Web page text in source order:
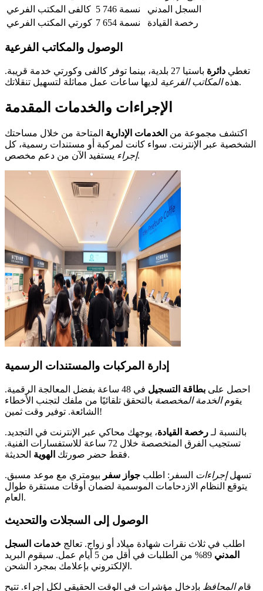
المكتب الفرعي كالفى 5 746 نسمة
السجل المدني
المكتب الفرعي كورتي 7 654 نسمة رخصة القيادة
الوصول والمكاتب الفرعية
تغطي دائرة
باستيا 27 بلدية، بينما توفر كالفى وكورتي خدمة قريبة.
هذهالمكاتب الفرعية لديها ساعات عمل مماثلة لتسهيل تنقلاتك.
الإجراءات والخدمات المقدمة
اكتشف مجموعة من الخدمات الإدارية المتاحة من خلال مساحتك
الشخصية عبر الإنترنت. سواء كانت لمركبة أو مستندات رسمية، كل
إجراءيستفيد الآن من دعم مخصص.
إدارة المركبات والمستندات الرسمية
احصل على بطاقة التسجيل
في 48 ساعة بفضل المعالجة الرقمية.
يقومالخدمة المخصصة بالتحقق تلقائيًا من ملفك لتجنب الأخطاء
الشائعة. توفير وقت ثمين!
بالنسبة لـ رخصة القيادة، يوجهك محاكي عبر الإنترنت في التجديد.
تستجيب الفرق المتخصصة خلال 72 ساعة للاستفسارات الفنية.
فقط حضر صورتك الهوية الحديثة.
تسهلإجراءات السفر: اطلب جواز سفر بيومتري مع موعد مسبق.
يتوقع النظام الازدحامات الموسمية لضمان أوقات مستقرة طوال
العام.
الوصول إلى السجلات والتحديث
اطلب في ثلاث نقرات شهادة ميلاد أو زواج. تعالج خدمات السجل
المدني
89% من الطلبات في أقل من 5 أيام عمل. سيقوم البريد
الإلكتروني بإعلامك بمجرد الشحن.
قامالمحافظ بإدخال مؤشرات في الوقت الحقيقي لكل إجراء. تتيح